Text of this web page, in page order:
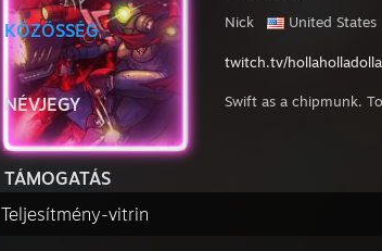
KÖZÖSSÉG
NÉVJEGY
TÁMOGATÁS
Nick United States
twitch.tv/
Swift as a chipmunk.
Teljesítmény-vitrin